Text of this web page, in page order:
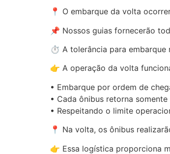
📍 O embarque da volta
📌 Nossos guias fornecerão
⏱️ A tolerância para embarque
👉 A operação da volta
• Embarque por ordem de
• Cada ônibus retorna
• Respeitando o limite
📍 Na volta, os ônibus
👉 Essa logística proporciona